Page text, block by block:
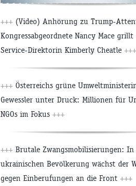
+++ (Video) Anhörung zu Trump-
Kongressabgeordnete Nancy Mace grillt
Service-Direktorin Kimberly Cheatle +++
+++ Österreichs grüne
Gewessler unter Druck: Millionen für
NGOs im Fokus +++
+++ Brutale Zwangsmobilisierungen: In
ukrainischen Bevölkerung wächst der
gegen Einberufungen an die Front +++